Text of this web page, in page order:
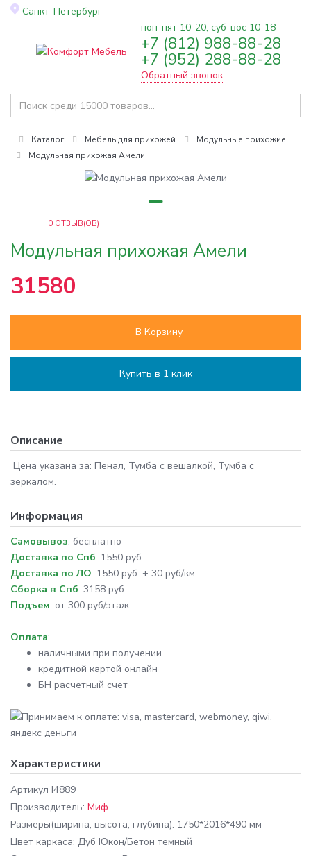
Санкт-Петербург
Toggle
пон-пят 10-20, суб-вос 10-18
+7 (812) 988-88-28
+7 (952) 288-88-28
Обратный звонок
Каталог Мебель для прихожей
Модульные прихожие
Модульная прихожая Амели
0 ОТЗЫВ(ОВ)
Модульная прихожая Амели
31580
В Корзину
Купить в 1 клик
Описание
Цена указана за: Пенал, Тумба с вешалкой, Тумба с
зеркалом.
Информация
Самовывоз: бесплатно
Доставка по Спб: 1550 руб.
Доставка по ЛО: 1550 руб. + 30 руб/км
Сборка в Спб: 3158 руб.
Подъем: от 300 руб/этаж.
Оплата:
наличными при получении
кредитной картой онлайн
БН расчетный счет
Характеристики
Артикул I4889
Производитель: Миф
Размеры(ширина, высота, глубина): 1750*2016*490 мм
Цвет каркаса: Дуб Юкон/Бетон темный